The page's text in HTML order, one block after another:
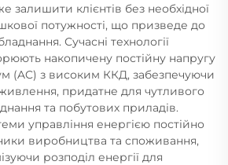
залишити клієнтів без необхідної
потужності, що призведе до
Сучасні технології
накопичену постійну напругу
(AC) з високим ККД, забезпечуючи
придатне для чутливого
та побутових приладів.
управління енергією постійно
виробництва та споживання,
розподіл енергії для